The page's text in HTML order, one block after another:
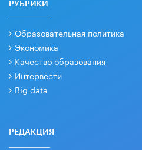
РУБРИКИ
Образовательная политика
Экономика
Качество образования
Интервести
Big data
РЕДАКЦИЯ